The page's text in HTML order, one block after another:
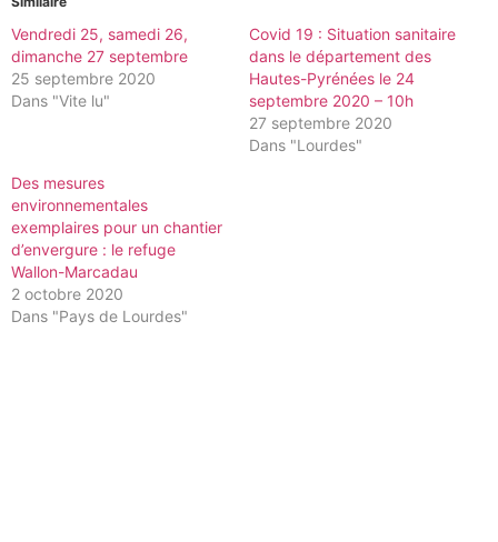
Vendredi 25, samedi 26,
dimanche 27 septembre
25 septembre 2020
Dans "Vite lu"
Covid 19 : Situation sanitaire
dans le département des
Hautes-Pyrénées le 24
septembre 2020 – 10h
27 septembre 2020
Dans "Lourdes"
Des mesures
environnementales
exemplaires pour un chantier
d’envergure : le refuge
Wallon-Marcadau
2 octobre 2020
Dans "Pays de Lourdes"